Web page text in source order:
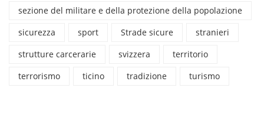
sezione del militare e della protezione della popolazione
sicurezza
sport Strade sicure
stranieri
strutture carcerarie
svizzera
territorio
terrorismo
ticino tradizione turismo